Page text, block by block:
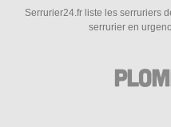
Serrurier24.fr liste les serruriers
serrurier en